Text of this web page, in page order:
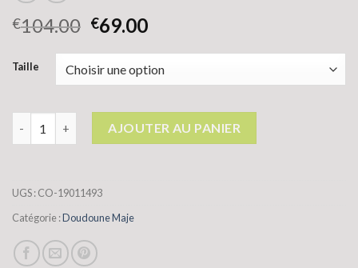
€104.00 €69.00
Taille
quantité de doudoune majeAJOUTER AU PANIER
UGS :CO-19011493
Catégorie :Doudoune Maje